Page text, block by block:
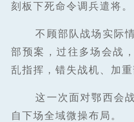
刻板下死命令调兵遣将。
不顾部队战场实际
部预案，过往多场会战
乱指挥，错失战机、加重
这一次面对鄂西会
自下场全域微操布局。